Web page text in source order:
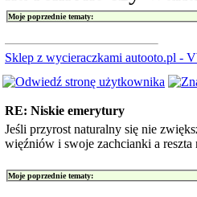
Moje poprzednie tematy:
Sklep z wycieraczkami autooto.pl -
RE: Niskie emerytury
Jeśli przyrost naturalny się nie
więźniów i swoje zachcianki a reszta
Moje poprzednie tematy: